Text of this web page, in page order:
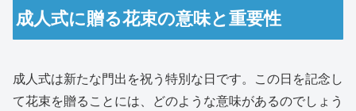
成人式に贈る花束の意味と重要性
成人式は新たな門出を祝う特別な日です。この日を記念し
て花束を贈ることには、どのような意味があるのでしょう